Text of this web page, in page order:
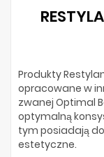
Produkty
opracowane w
zwanej Optimal
optymalną
tym posiadają
estetyczne.